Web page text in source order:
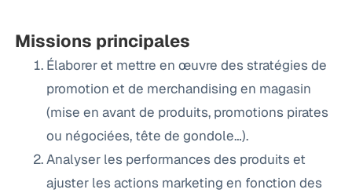
Missions principales
Élaborer et mettre en œuvre des stratégies de
promotion et de merchandising en magasin
(mise en avant de produits, promotions pirates
ou négociées, tête de gondole…).
Analyser les performances des produits et
ajuster les actions marketing en fonction des